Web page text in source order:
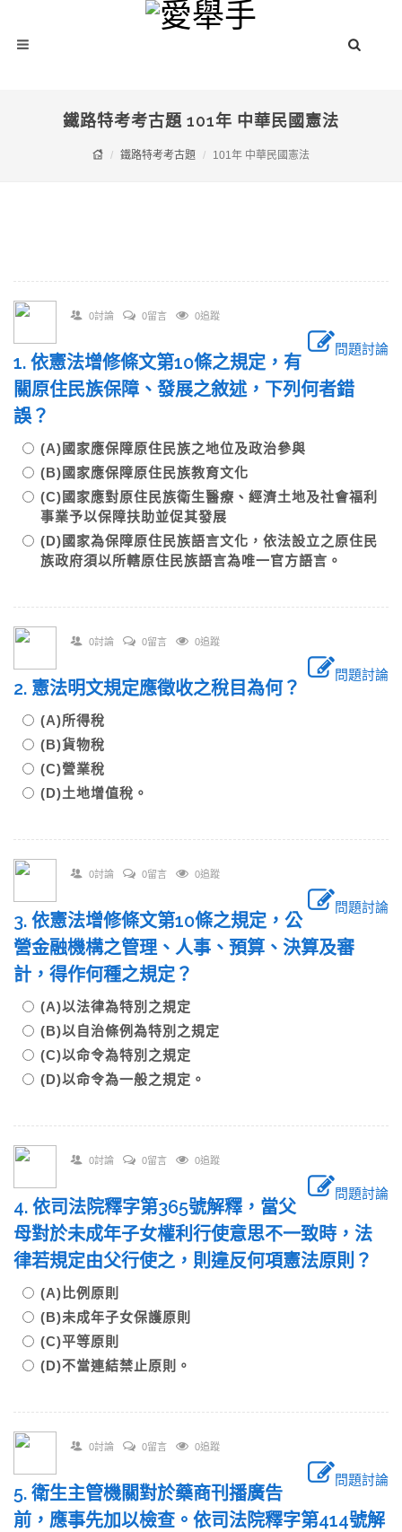
鐵路特考考古題 101年 中華民國憲法
鐵路特考考古題 101年 中華民國憲法
0討論 0留言 0追蹤
問題討論
1. 依憲法增修條文第10條之規定，有
關原住民族保障、發展之敘述，下列何者錯
誤？
(A)國家應保障原住民族之地位及政治參與
(B)國家應保障原住民族教育文化
(C)國家應對原住民族衛生醫療、經濟土地及社會福利
事業予以保障扶助並促其發展
(D)國家為保障原住民族語言文化，依法設立之原住民
族政府須以所轄原住民族語言為唯一官方語言。
0討論 0留言 0追蹤
問題討論
2. 憲法明文規定應徵收之稅目為何？
(A)所得稅
(B)貨物稅
(C)營業稅
(D)土地增值稅。
0討論 0留言 0追蹤
問題討論
3. 依憲法增修條文第10條之規定，公
營金融機構之管理、人事、預算、決算及審
計，得作何種之規定？
(A)以法律為特別之規定
(B)以自治條例為特別之規定
(C)以命令為特別之規定
(D)以命令為一般之規定。
0討論 0留言 0追蹤
問題討論
4. 依司法院釋字第365號解釋，當父
母對於未成年子女權利行使意思不一致時，法
律若規定由父行使之，則違反何項憲法原則？
(A)比例原則
(B)未成年子女保護原則
(C)平等原則
(D)不當連結禁止原則。
0討論 0留言 0追蹤
問題討論
5. 衛生主管機關對於藥商刊播廣告
前，應事先加以檢查。依司法院釋字第414號解